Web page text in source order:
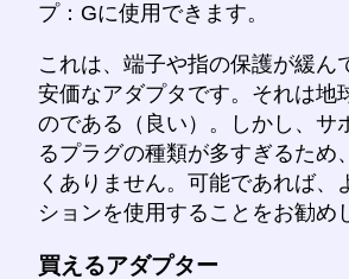
プ：Gに使用できます。
これは、端子や指の保護が緩ん
安価なアダプタです。それは地
のである（良い）。しかし、サ
るプラグの種類が多すぎるため
くありません。可能であれば、
ションを使用することをお勧め
買えるアダプター